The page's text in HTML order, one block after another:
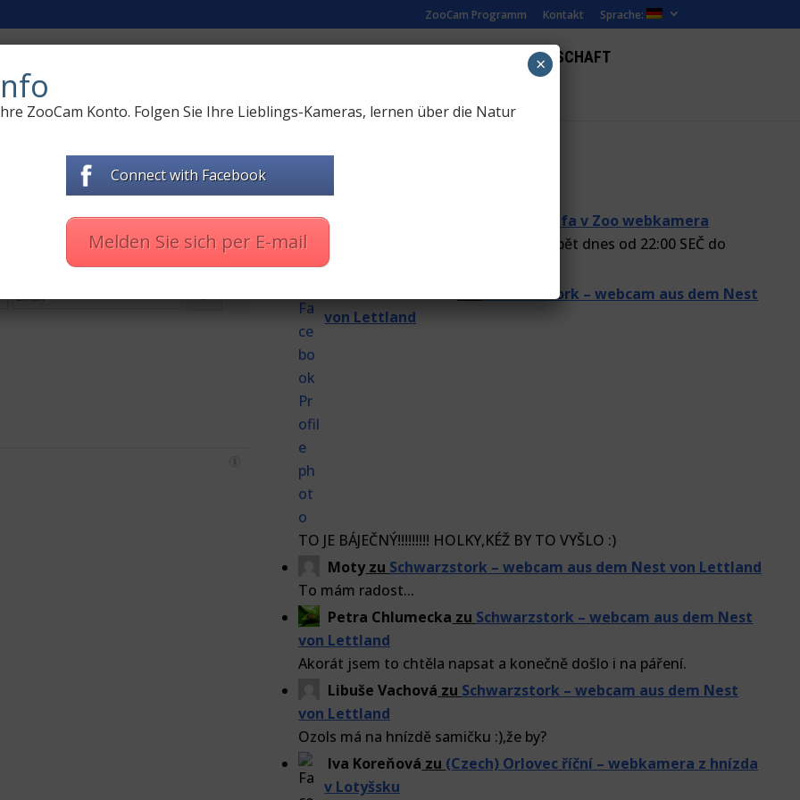
ZooCam Programm Kontakt Sprache:
WEBCAM LANDSCHAFT
Petra Chlumecka
(Czech) Žirafa v Zoo webkamera
Vše podle plánu,přenos online začne opět dnes od 22:00 SEČ do
02:00 hodin
Schwarzstork – webcam aus dem Nest
von Lettland
TO JE BÁJEČNÝ!!!!!!!!! HOLKY,KÉŽ BY TO VYŠLO :)
Motyzu Schwarzstork – webcam aus dem Nest von Lettland
To mám radost...
Petra Chlumecka zu Schwarzstork – webcam aus dem Nest
von Lettland
Akorát jsem to chtěla napsat a konečně došlo i na páření.
Libuše Vachová zu Schwarzstork – webcam aus dem Nest
von Lettland
Ozols má na hnízdě samičku :),že by?
Iva Koreňová zu (Czech) Orlovec říční – webkamera z hnízda
v Lotyšsku
"(Czech) Pstruzi – webkamera z řeky"
ZooCam Konto. Folgen Sie Ihre Lieblings-Kameras, lernen über die Natur
Connect with Facebook
Melden Sie sich per E-mail
×